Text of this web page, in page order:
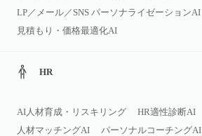
LP／メール／SNS パーソナライゼーションAI
見積もり・価格最適化AI
HR
AI人材育成・リスキリング HR適性診断AI
人材マッチングAI
パーソナルコーチングAI